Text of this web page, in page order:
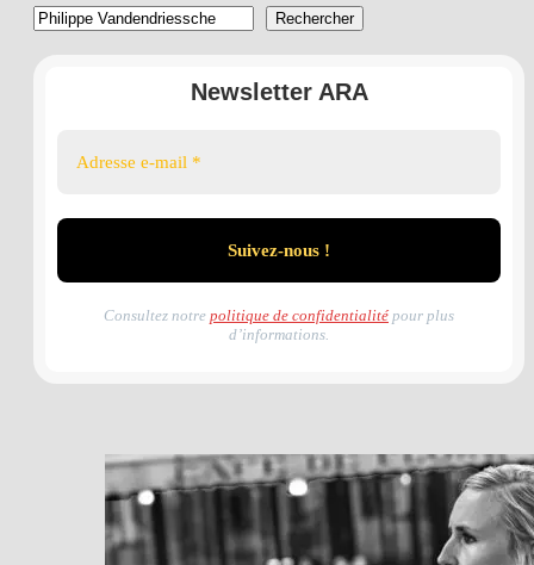
Rechercher Rechercher
Newsletter ARA
Consultez notre politique de confidentialité pour plus
d’informations.